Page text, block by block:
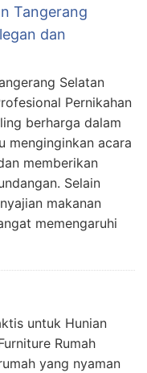
Tangerang
dan
Selatan
Pernikahan
berharga dalam
menginginkan acara
memberikan
Selain
makanan
memengaruhi
untuk Hunian
Rumah
yang nyaman